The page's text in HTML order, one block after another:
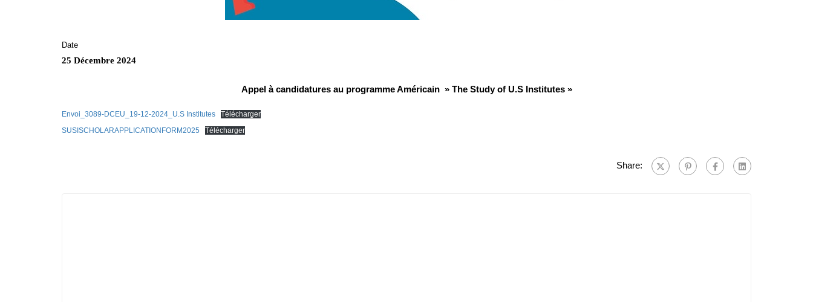
Date
25 Décembre 2024
Appel à candidatures au programme Américain » The Study of U.S Institutes »
Envoi_3089-DCEU_19-12-2024_U.S Institutes
Télécharger
SUSISCHOLARAPPLICATIONFORM2025
Télécharger
Share: